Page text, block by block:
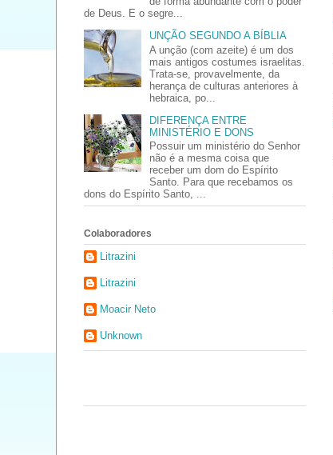
de Deus. E o segre...
UNÇÃO SEGUNDO A BÍBLIA
A unção (com azeite) é um dos
mais antigos costumes israelitas.
Trata-se, provavelmente, da
herança de culturas anteriores à
hebraica, po...
DIFERENÇA ENTRE
MINISTÉRIO E DONS
Possuir um ministério do Senhor
não é a mesma coisa que
receber um dom do Espírito
Santo. Para que recebamos os
dons do Espírito Santo, ...
Colaboradores
Litrazini
Litrazini
Moacir Neto
Unknown